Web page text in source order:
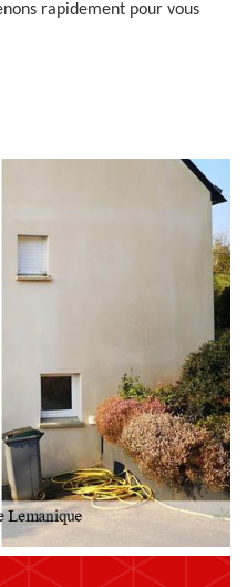
rapidement pour vous